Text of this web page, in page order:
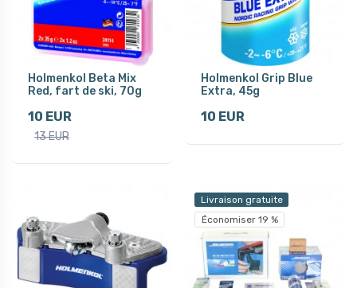
Holmenkol Beta Mix
Red, fart de ski, 70g
10 EUR
13 EUR
Holmenkol Grip Blue
Extra, 45g
10 EUR
Livraison gratuite
Économiser 19 %